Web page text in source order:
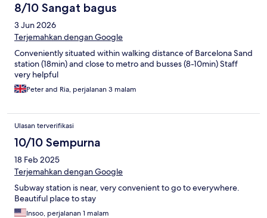
8/10 Sangat bagus
3 Jun 2026
Terjemahkan dengan Google
Conveniently situated within walking distance of Barcelona Sand
station (18min) and close to metro and busses (8-10min) Staff
very helpful
Peter and Ria, perjalanan 3 malam
Ulasan terverifikasi
10/10 Sempurna
18 Feb 2025
Terjemahkan dengan Google
Subway station is near, very convenient to go to everywhere.
Beautiful place to stay
Insoo, perjalanan 1 malam